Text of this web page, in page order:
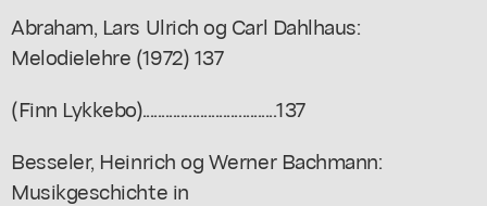
Abraham, Lars Ulrich og Carl Dahlhaus:
Melodielehre (1972) 137
(Finn Lykkebo)...................................137
Besseler, Heinrich og Werner Bachmann:
Musikgeschichte in